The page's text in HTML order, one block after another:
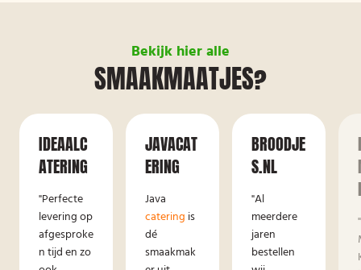
Bekijk hier alle
SMAAKMAATJES?
IDEAALC
ATERING
"Perfecte
levering op
afgesproke
n tijd en zo
JAVACAT
ERING
Java
catering is
dé
smaakmak
BROODJE
S.NL
"Al
meerdere
jaren
bestellen